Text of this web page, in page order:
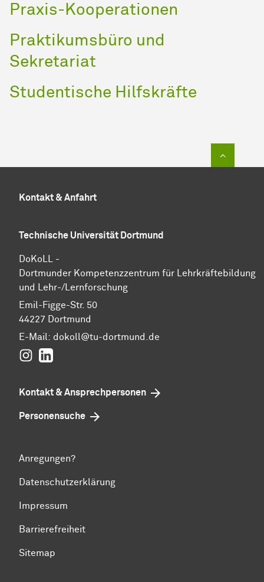
Praxis-Kooperationen
Praktikumsbüro und
Sekretariat
Studentische Hilfskräfte
Kontakt & Anfahrt
Technische Universität Dortmund
DoKoLL -
Dortmunder Kompetenzzentrum für Lehrkräftebildung
und Lehr-/Lernforschung
Emil-Figge-Str. 50
44227 Dortmund
E-Mail: dokoll@tu-dortmund.de
Instagram
Kontakt & Ansprechpersonen
Personensuche
Anregungen?
Datenschutzerklärung
Impressum
Barrierefreiheit
Sitemap